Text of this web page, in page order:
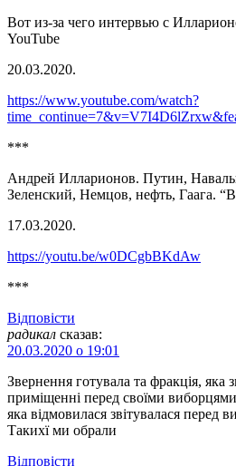
Вот из-за чего интервью с
YouTube
20.03.2020.
https://www.youtube.com/watch?
***
Андрей Илларионов. Путин,
Зеленский, Немцов, нефть, Гаага.
17.03.2020.
https://youtu.be/w0DCgbBKdAw
***
Відповіcти
радикал сказав:
20.03.2020 о 19:01
Звернення готувала та фракція, яка
приміщенні перед своїми
яка відмовилася звітувалася перед
Такихї ми обрали
Відповіcти